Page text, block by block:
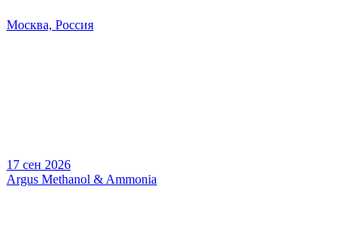
Москва, Россия
17 сен 2026
Argus Methanol & Ammonia